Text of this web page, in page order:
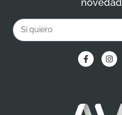
Email
F
a
c
k
I
n
s